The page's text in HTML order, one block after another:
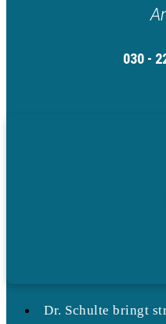
030 -
Dr. Schulte bringt